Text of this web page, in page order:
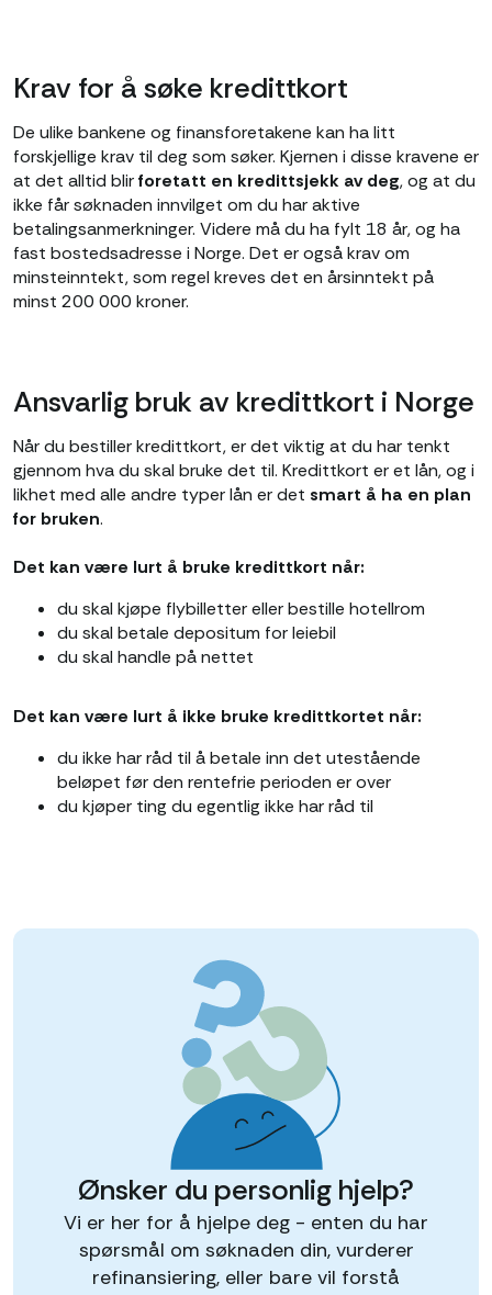
Krav for å søke kredittkort
De ulike bankene og finansforetakene kan ha litt
forskjellige krav til deg som søker. Kjernen i disse kravene er
at det alltid blirforetatt en kredittsjekk av deg, og at du
ikke får søknaden innvilget om du har aktive
betalingsanmerkninger. Videre må du ha fylt 18 år, og ha
fast bostedsadresse i Norge. Det er også krav om
minsteinntekt, som regel kreves det en årsinntekt på
minst 200 000 kroner.
Ansvarlig bruk av kredittkort i Norge
Når du bestiller kredittkort, er det viktig at du har tenkt
gjennom hva du skal bruke det til. Kredittkort er et lån, og i
likhet med alle andre typer lån er det smart å ha en plan
for bruken.
Det kan være lurt å bruke kredittkort når:
du skal kjøpe flybilletter eller bestille hotellrom
du skal betale depositum for leiebil
du skal handle på nettet
Det kan være lurt å ikke bruke kredittkortet når:
du ikke har råd til å betale inn det utestående
beløpet før den rentefrie perioden er over
du kjøper ting du egentlig ikke har råd til
Ønsker du personlig hjelp?
Vi er her for å hjelpe deg - enten du har
spørsmål om søknaden din, vurderer
refinansiering, eller bare vil forstå